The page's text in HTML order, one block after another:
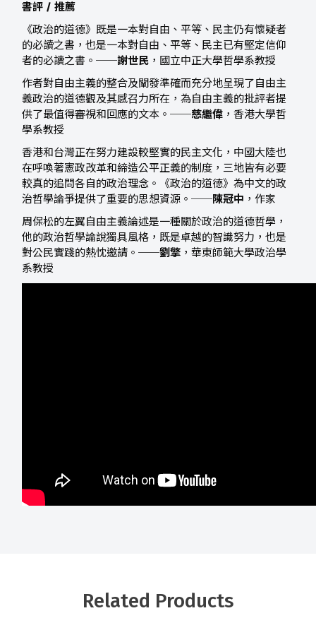
書評 / 推薦
《政治的道德》既是一本對自由、平等、民主仍有懷疑者
的必讀之書，也是一本對自由、平等、民主已有堅定信仰
者的必讀之書。──謝世民 ，國立中正大學哲學系教授
作者對自由主義的整合及闡發準確而充分地呈現了自由主
義政治的道德觀及其感召力所在，為自由主義的批評者提
供了最值得審視和回應的文本。──慈繼偉 ，香港大學哲
學系教授
香港和台灣正在努力建設較堅實的民主文化，中國大陸也
在呼喚著憲政改革和締造公平正義的制度，三地皆有必要
較真的追問各自的政治理念。《政治的道德》為中文的政
治哲學論爭提供了重要的思想資源。──陳冠中 ，作家
周保松的左翼自由主義論述是一種關於政治的道德哲學，
他的政治哲學論說獨具風格，既是卓越的智識努力，也是
對公民實踐的熱忱邀請。──劉擎 ，華東師範大學政治學
系教授
Related Products